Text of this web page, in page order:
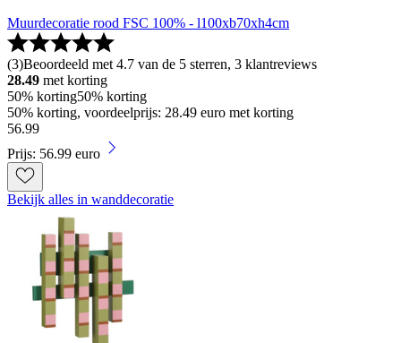
Muurdecoratie rood FSC 100% - l100xb70xh4cm
(3)Beoordeeld met 4.7 van de 5 sterren, 3 klantreviews
28.49 met korting
50% korting50% korting
50% korting, voordeelprijs: 28.49 euro met korting
56.99
Prijs: 56.99 euro
Bekijk alles in wanddecoratie